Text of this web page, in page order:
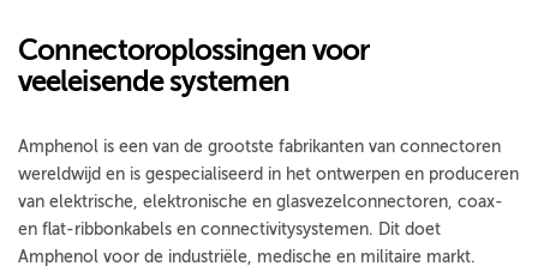
Connectoroplossingen voor
veeleisende systemen
Amphenol is een van de grootste fabrikanten van connectoren
wereldwijd en is gespecialiseerd in het ontwerpen en produceren
van elektrische, elektronische en glasvezelconnectoren, coax-
en flat-ribbonkabels en connectivitysystemen. Dit doet
Amphenol voor de industriële, medische en militaire markt.